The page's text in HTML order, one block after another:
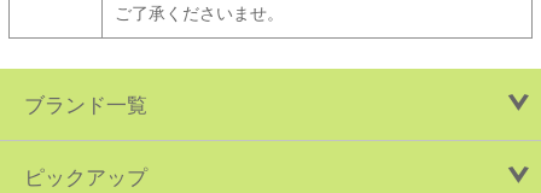
ご了承くださいませ。
ブランド一覧
ピックアップ